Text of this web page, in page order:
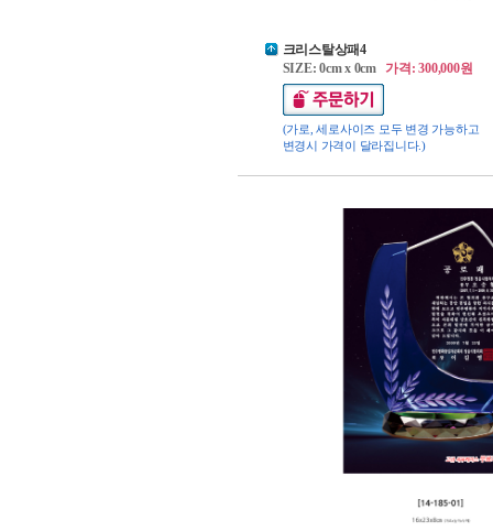
크리스탈상패4
SIZE: 0cm x 0cm가격: 300,000원
(가로, 세로사이즈 모두 변경 가능하고
변경시 가격이 달라집니다.)